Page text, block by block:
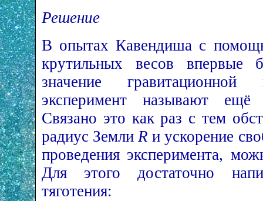
Решение
В опытах Кавендиша с
крутильных весов впервые
значение
эксперимент называют ещё
Связано это как раз с тем
радиус ЗемлиR и ускорение
проведения эксперимента,
Для этого достаточно
тяготения: